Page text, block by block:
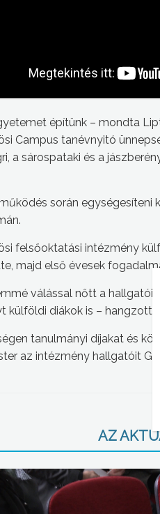
építünk – mondta
Campus tanévnyitó
a sárospataki és a
során egységesíteni
felsőoktatási intézmény
majd első évesek
válással nőtt a hallgatói
külföldi diákok is – hangzott
tanulmányi díjakat és
az intézmény hallgatóit
AZ